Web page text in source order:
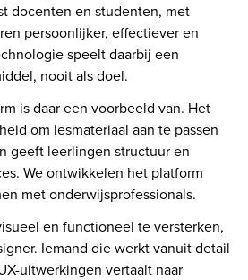
docenten en studenten, met
persoonlijker, effectiever en
speelt daarbij een
nooit als doel.
is daar een voorbeeld van. Het
om lesmateriaal aan te passen
geeft leerlingen structuur en
We ontwikkelen het platform
met onderwijsprofessionals.
en functioneel te versterken,
Iemand die werkt vanuit detail
uitwerkingen vertaalt naar